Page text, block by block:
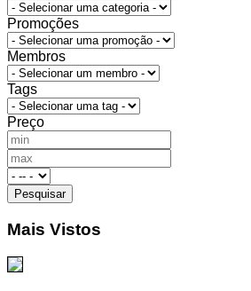
Promoções
Membros
Tags
Preço
Mais Vistos